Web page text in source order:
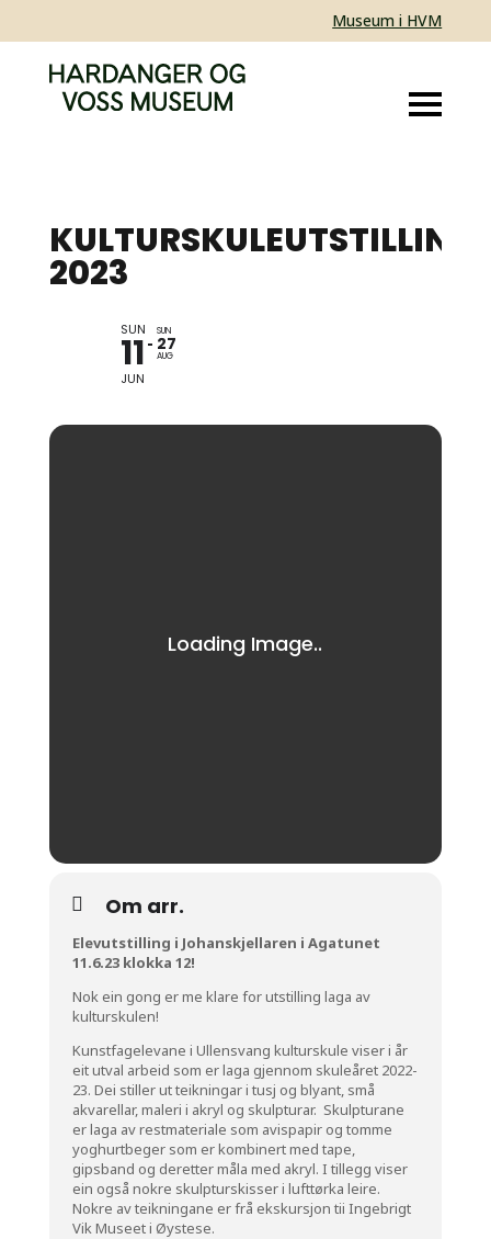
Museum i HVM
2023
SUN
11
JUN
SUN
27
AUG
Om arr.
Elevutstilling i Johanskjellaren i Agatunet
11.6.23 klokka 12!
Nok ein gong er me klare for utstilling laga av
kulturskulen!
Kunstfagelevane i Ullensvang kulturskule viser i år
eit utval arbeid som er laga gjennom skuleåret 2022-
23. Dei stiller ut teikningar i tusj og blyant, små
akvarellar, maleri i akryl og skulpturar. Skulpturane
er laga av restmateriale som avispapir og tomme
yoghurtbeger som er kombinert med tape,
gipsband og deretter måla med akryl. I tillegg viser
ein også nokre skulpturskisser i lufttørka leire.
Nokre av teikningane er frå ekskursjon tii Ingebrigt
Vik Museet i Øystese.